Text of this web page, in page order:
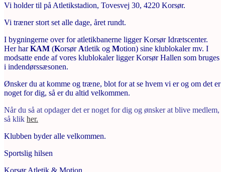
Vi holder til på Atletikstadion, Tovesvej 30, 4220 Korsør.
Vi træner stort set alle dage, året rundt.
I bygningerne over for atletikbanerne ligger Korsør Idrætscenter.
Her harKAM (Korsør Atletik og Motion) sine klublokaler mv. I
modsatte ende af vores klublokaler ligger Korsør Hallen som bruges
i indendørssæsonen.
Ønsker du at komme og træne, blot for at se hvem vi er og om det er
noget for dig, så er du altid velkommen.
Når du så at opdager det er noget for dig og ønsker at blive medlem,
så klik her.
Klubben byder alle velkommen.
Sportslig hilsen
Korsør Atletik & Motion